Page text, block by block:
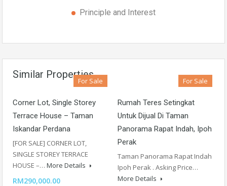
Principle and Interest
Similar Properties
For Sale
Corner Lot, Single Storey
Terrace House – Taman
Iskandar Perdana
[FOR SALE] CORNER LOT,
SINGLE STOREY TERRACE
HOUSE –… More Details
RM290,000.00
For Sale
Rumah Teres Setingkat
Untuk Dijual Di Taman
Panorama Rapat Indah, Ipoh
Perak
Taman Panorama Rapat Indah
Ipoh Perak . Asking Price…
More Details